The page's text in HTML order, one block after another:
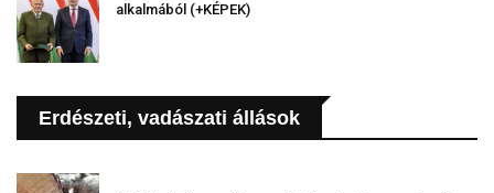
alkalmából (+KÉPEK)
Erdészeti, vadászati állások